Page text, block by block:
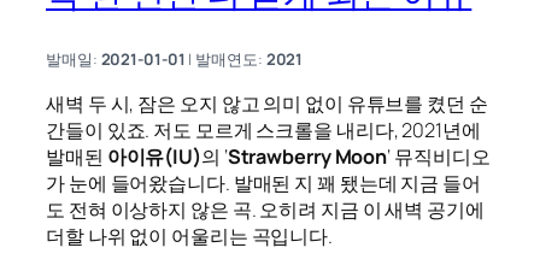
발매일: 2021-01-01 | 발매연도: 2021
새벽 두 시, 잠은 오지 않고 의미 없이 유튜브를 켰던 순
간들이 있죠. 저도 모르게 스크롤을 내리다, 2021년에
발매된 아이유(IU)의 ‘Strawberry Moon‘ 뮤직비디오
가 눈에 들어왔습니다. 발매된 지 꽤 됐는데 지금 들어
도 전혀 이상하지 않은 곡. 오히려 지금 이 새벽 공기에
더할 나위 없이 어울리는 곡입니다.